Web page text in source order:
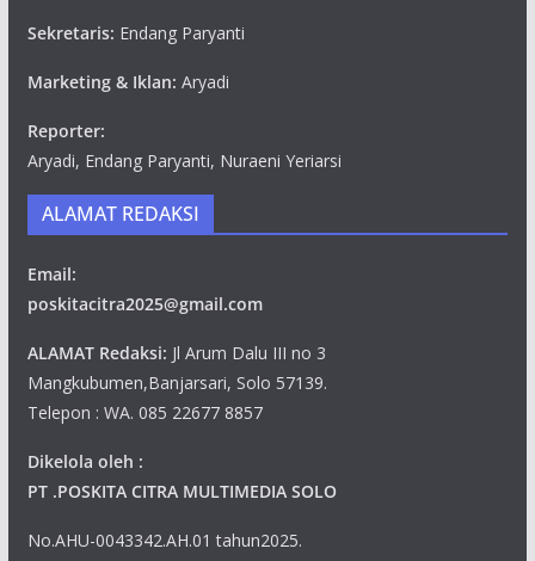
Sekretaris: Endang Paryanti
Marketing & Iklan: Aryadi
Reporter:
Aryadi, Endang Paryanti, Nuraeni Yeriarsi
ALAMAT REDAKSI
Email:
poskitacitra2025@gmail.com
ALAMAT Redaksi: Jl Arum Dalu III no 3
Mangkubumen,Banjarsari, Solo 57139.
Telepon : WA. 085 22677 8857
Dikelola oleh :
PT .POSKITA CITRA MULTIMEDIA SOLO
No.AHU-0043342.AH.01 tahun2025.